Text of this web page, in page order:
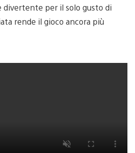
per il solo gusto di
rende il gioco ancora più